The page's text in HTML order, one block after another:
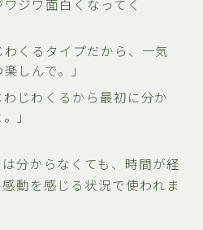
ジワ面白くなってく
わくるタイプだから、一気
しんで。」
わじわくるから最初に分か
」
分からなくても、時間が経
動を感じる状況で使われま